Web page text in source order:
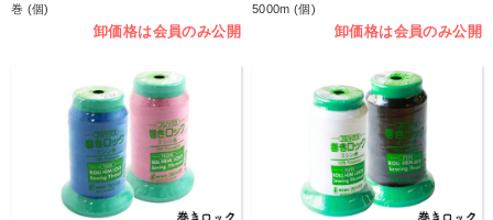
巻 (個)
卸価格は会員のみ公開
5000m (個)
卸価格は会員のみ公開